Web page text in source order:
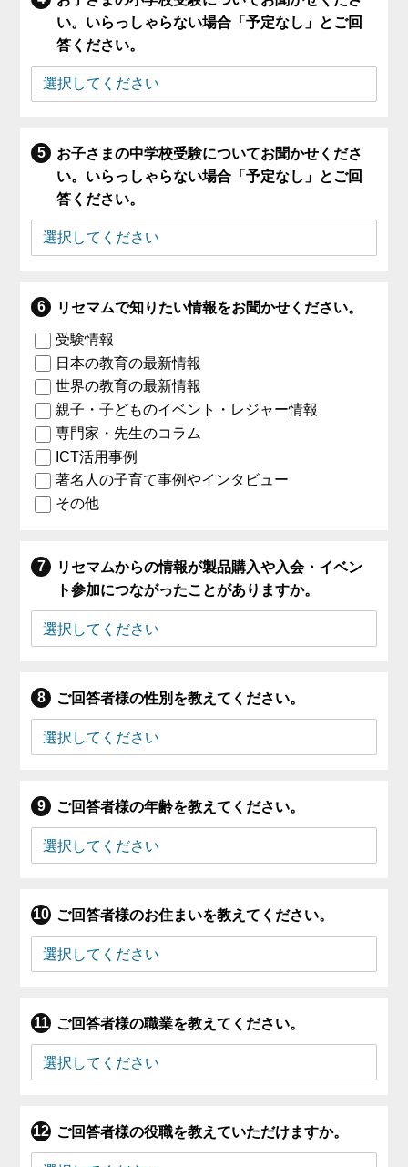
い。いらっしゃらない場合「予定なし」とご回
答ください。
お子さまの中学校受験についてお聞かせくださ
い。いらっしゃらない場合「予定なし」とご回
答ください。
リセマムで知りたい情報をお聞かせください。
受験情報
日本の教育の最新情報
世界の教育の最新情報
親子・子どものイベント・レジャー情報
専門家・先生のコラム
ICT活用事例
著名人の子育て事例やインタビュー
その他
リセマムからの情報が製品購入や入会・イベン
ト参加につながったことがありますか。
ご回答者様の性別を教えてください。
ご回答者様の年齢を教えてください。
ご回答者様のお住まいを教えてください。
ご回答者様の職業を教えてください。
ご回答者様の役職を教えていただけますか。